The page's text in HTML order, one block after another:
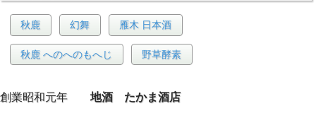
秋鹿 幻舞 雁木 日本酒
秋鹿 へのへのもへじ 野草酵素
創業昭和元年 地酒 たかま酒店